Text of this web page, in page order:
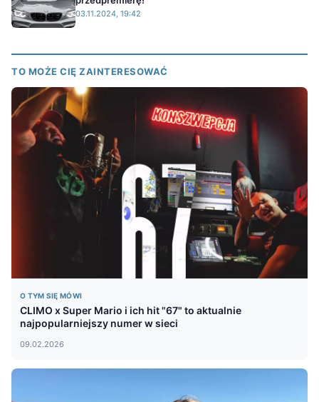
03.11.2024, 19:42
TO MOŻE CIĘ ZAINTERESOWAĆ
O TYM SIĘ MÓWI
CLIMO x Super Mario i ich hit "67" to aktualnie
najpopularniejszy numer w sieci
09.02.2026